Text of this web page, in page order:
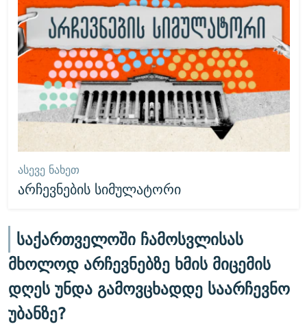
ᲐᲡᲔᲕᲔ ᲜᲐᲮᲔᲗ
არჩევნების სიმულატორი
საქართველოში ჩამოსვლისას
მხოლოდ არჩევნებზე ხმის მიცემის
დღეს უნდა გამოვცხადდე საარჩევნო
უბანზე?